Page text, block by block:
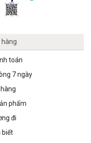
toán
7 ngày
phẩm
đi
biết